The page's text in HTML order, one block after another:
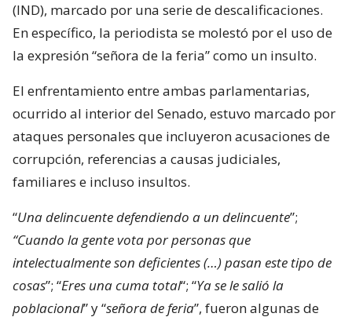
(IND), marcado por una serie de descalificaciones.
En específico, la periodista se molestó por el uso de
la expresión “señora de la feria” como un insulto.
El enfrentamiento entre ambas parlamentarias,
ocurrido al interior del Senado, estuvo marcado por
ataques personales que incluyeron acusaciones de
corrupción, referencias a causas judiciales,
familiares e incluso insultos.
“Una delincuente defendiendo a un delincuente”;
“Cuando la gente vota por personas que
intelectualmente son deficientes (…) pasan este tipo de
cosas”; “Eres una cuma total“; “Ya se le salió la
poblacional” y “señora de feria”, fueron algunas de